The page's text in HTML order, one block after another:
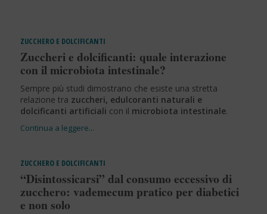
ZUCCHERO E DOLCIFICANTI
Zuccheri e dolcificanti: quale interazione
con il microbiota intestinale?
Sempre più studi dimostrano che esiste una stretta
relazione tra zuccheri, edulcoranti naturali e
dolcificanti artificiali con il microbiota intestinale.
ZUCCHERO E DOLCIFICANTI
“Disintossicarsi” dal consumo eccessivo di
zucchero: vademecum pratico per diabetici
e non solo